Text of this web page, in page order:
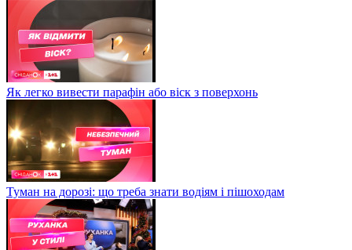
Як легко вивести парафін або віск з поверхонь
Туман на дорозі: що треба знати водіям і пішоходам